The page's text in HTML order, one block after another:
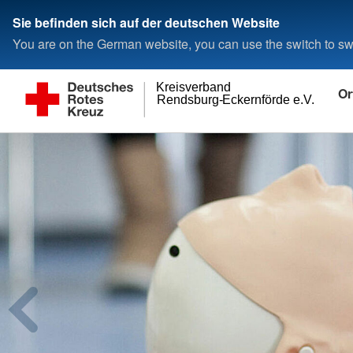
Sie befinden sich auf der deutschen Website
You are on the German website, you can use the switch to
Rendsburg-Eckernförde e.V.
Kreisverband